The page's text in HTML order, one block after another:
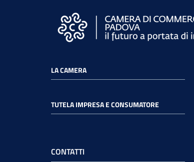
LA CAMERA
TUTELA IMPRESA E CONSUMATORE
CONTATTI